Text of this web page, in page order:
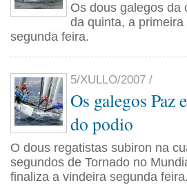
Os dous galegos da
da quinta, a
segunda feira.
5/XULLO/2007 /
Os galegos Paz
do podio
O dous regatistas subiron na
segundos de Tornado no
finaliza a vindeira segunda feira.